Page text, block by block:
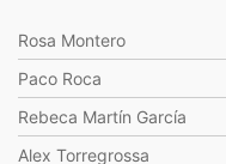
Rosa Montero
Paco Roca
Rebeca Martín García
Alex Torregrossa